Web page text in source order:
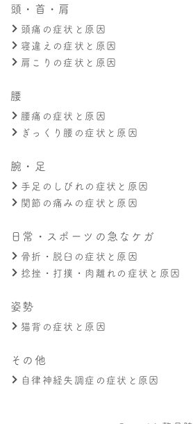
頭・首・肩
頭痛の症状と原因
寝違えの症状と原因
肩こりの症状と原因
腰
腰痛の症状と原因
ぎっくり腰の症状と原因
腕・足
手足のしびれの症状と原因
関節の痛みの症状と原因
日常・スポーツの急なケガ
骨折・脱臼の症状と原因
捻挫・打撲・肉離れの症状と原因
姿勢
猫背の症状と原因
その他
自律神経失調症の症状と原因